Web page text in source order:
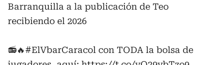
Barranquilla a la publicación de Teo
recibiendo el 2026
📻🔥#ElVbarCaracol con TODA la bolsa de